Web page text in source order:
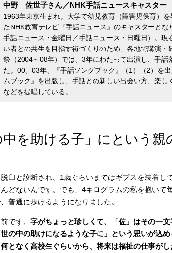
中野 佐世子さん／NHK手話ニュースキャスター
1963年東京生まれ。大学で幼児教育（障害児保育）
たNHK教育テレビ『手話ニュース』のキャスターとな
手話ニュース・金曜日／手話ニュース・日曜日）。現
い者との共生を目指す街づくりのため、各地で講演・
祭（2004～08年）では、3年にわたって出演し、手話
た。00、03年、『手話ソングブック』（1）（2）を
ムブック』を出版し、手話との新しい出会い方、楽し
などを提唱している。
中を助ける子」にという
臼と診断され、1歳ぐらいまではギプスを装着し
どないんです。でも、4キログラムの私を抱いて
普通に歩けるようになりました。
です。 字がちょっと珍しくて、「佐」はその一文
の中の助けになるような子に」という思いが込
となく高校生ぐらいから、将来は福祉の仕事が